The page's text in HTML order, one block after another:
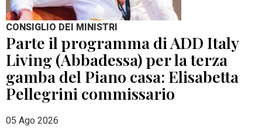
CONSIGLIO DEI MINISTRI
Parte il programma di ADD Italy
Living (Abbadessa) per la terza
gamba del Piano casa: Elisabetta
Pellegrini commissario
05 Ago 2026